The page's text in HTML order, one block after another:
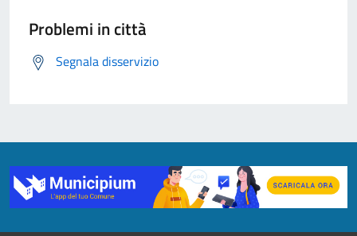
Problemi in città
Segnala disservizio